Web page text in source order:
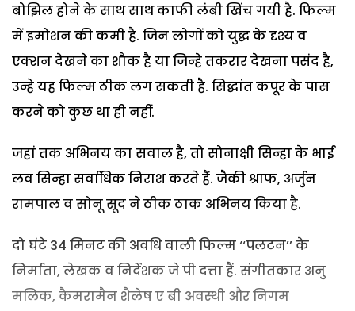
बोझिल होने के साथ साथ काफी लंबी खिंच गयी है. फिल्म
में इमोशन की कमी है. जिन लोगों को युद्ध के दृश्य व
एक्शन देखने का शौक है या जिन्हे तकरार देखना पसंद है,
उन्हे यह फिल्म ठीक लग सकती है. सिद्धांत कपूर के पास
करने को कुछ था ही नहीं.
जहां तक अभिनय का सवाल है, तो सोनाक्षी सिन्हा के भाई
लव सिन्हा सर्वाधिक निराश करते हैं. जैकी श्राफ, अर्जुन
रामपाल व सोनू सूद ने ठीक ठाक अभिनय किया है.
दो घंटे 34 मिनट की अवधि वाली फिल्म ‘‘पलटन’’ के
निर्माता, लेखक व निर्देशक जे पी दत्ता हैं. संगीतकार अनु
मलिक, कैमरामैन शैलेष ए बी अवस्थी और निगम